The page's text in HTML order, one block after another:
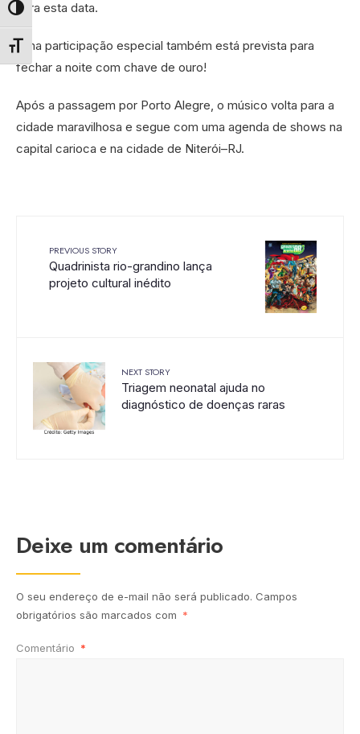
Alternar alto contraste
Alternar tamanho da fonte
para esta data.
Uma participação especial também está prevista para
fechar a noite com chave de ouro!
Após a passagem por Porto Alegre, o músico volta para a
cidade maravilhosa e segue com uma agenda de shows na
capital carioca e na cidade de Niterói–RJ.
PREVIOUS STORY
Quadrinista rio-grandino lança
projeto cultural inédito
NEXT STORY
Triagem neonatal ajuda no
diagnóstico de doenças raras
Deixe um comentário
O seu endereço de e-mail não será publicado. Campos
obrigatórios são marcados com *
Comentário *